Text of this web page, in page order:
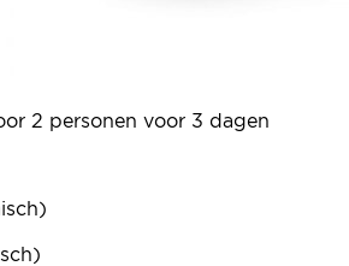
2 personen voor 3 dagen